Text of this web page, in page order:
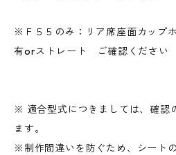
※Ｆ５５のみ：リア席座面カップ
有orストレート ご確認ください
※ 適合型式につきましては、確認
ます。
※制作間違いを防ぐため、シート